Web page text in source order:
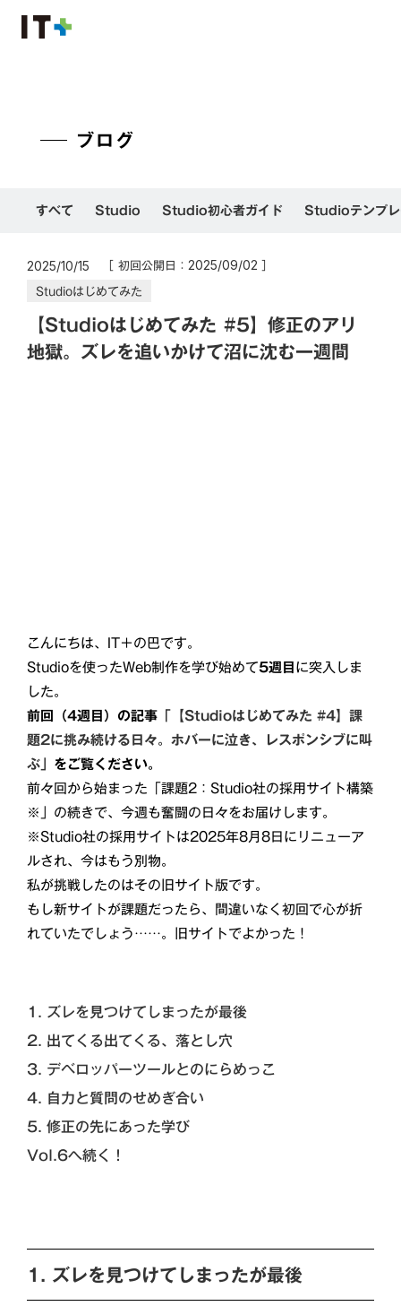
ブログ
すべて Studio Studio初心者ガイド Studioテンプ
2025/10/15 ［ 初回公開日： 2025/09/02 ］
Studioはじめてみた
【Studioはじめてみた #5】修正のアリ
地獄。ズレを追いかけて沼に沈む一週間
こんにちは、IT＋の巴です。
Studioを使ったWeb制作を学び始めて5週目に突入しま
した。
前回（4週目）の記事 「 【Studioはじめてみた #4】課
題2に挑み続ける日々。ホバーに泣き、レスポンシブに叫
ぶ」 をご覧ください。
前々回から始まった「課題2：Studio社の採用サイト構築
※」の続きで、今週も奮闘の日々をお届けします。
※Studio社の採用サイトは2025年8月8日にリニューア
ルされ、今はもう別物。
私が挑戦したのはその旧サイト版です。
もし新サイトが課題だったら、間違いなく初回で心が折
れていたでしょう……。旧サイトでよかった！
1. ズレを見つけてしまったが最後
2. 出てくる出てくる、落とし穴
3. デベロッパーツールとのにらめっこ
4. 自力と質問のせめぎ合い
5. 修正の先にあった学び
Vol.6へ続く！
1. ズレを見つけてしまったが最後